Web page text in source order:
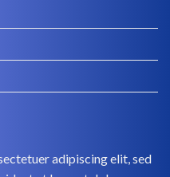
adipiscing elit, sed